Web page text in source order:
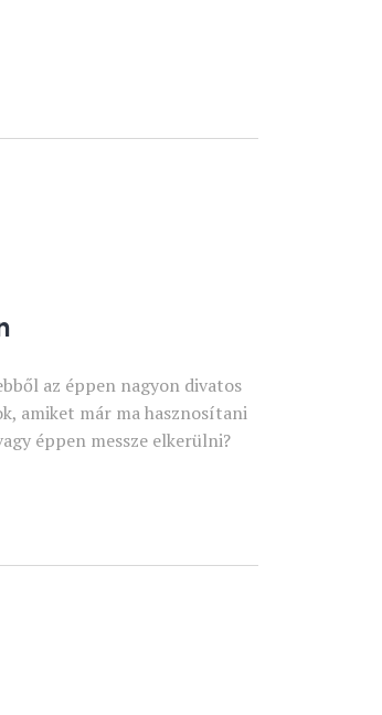
az éppen nagyon divatos
amiket már ma hasznosítani
éppen messze elkerülni?